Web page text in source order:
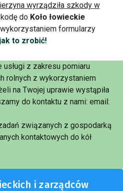
wyrządziła szkody w
do Koło łowieckie
formularzy
to zrobić!
usługi z zakresu pomiaru
rolnych z wykorzystaniem
na Twojej uprawie wystąpiła
do kontaktu z nami: email:
związanych z gospodarką
kontaktowych do kół
i zarządców